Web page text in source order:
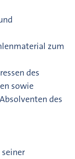
zum
des
sowie
des